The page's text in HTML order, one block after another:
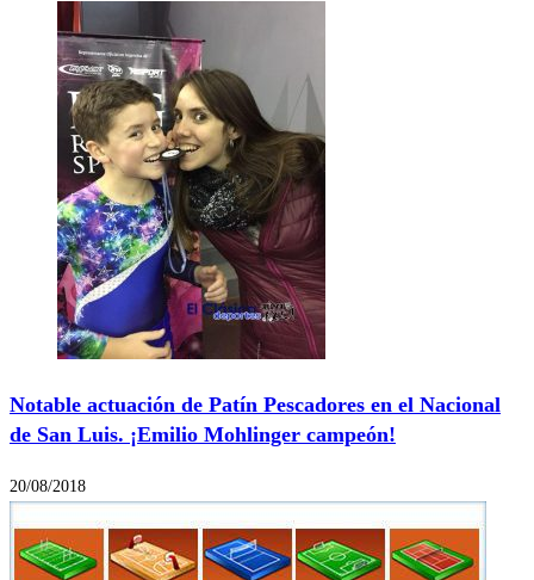
Notable actuación de Patín Pescadores en el Nacional
de San Luis. ¡Emilio Mohlinger campeón!
20/08/2018